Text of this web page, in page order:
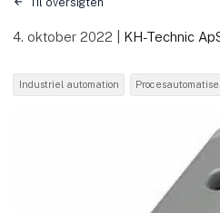
4. oktober 2022 KH-Technic
Industriel automation